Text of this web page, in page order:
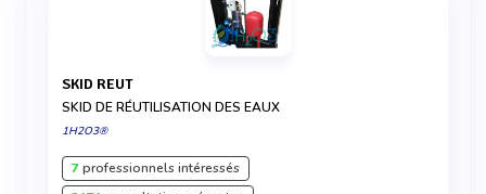
SKID REUT
SKID DE RÉUTILISATION DES EAUX
1H2O3®
7professionnels intéressés